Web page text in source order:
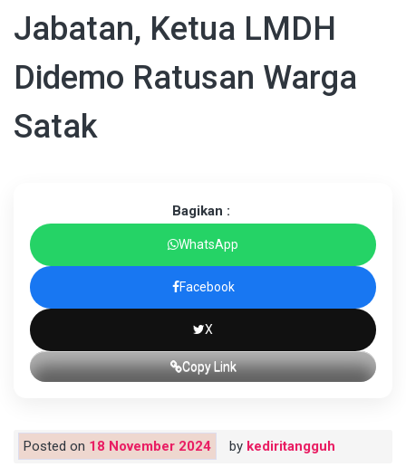
Jabatan, Ketua LMDH
Didemo Ratusan Warga
Satak
Bagikan :
WhatsApp
Facebook
X
Copy Link
Posted on 18 November 2024 by kediritangguh